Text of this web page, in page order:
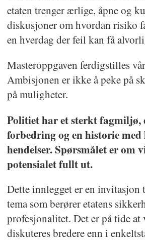
etaten trenger ærlige, åpne og
diskusjoner om hvordan risiko
en hverdag der feil kan få
Masteroppgaven ferdigstilles
Ambisjonen er ikke å peke på
på muligheter.
Politiet har et sterkt
forbedring og en historie
hendelser. Spørsmålet er om
potensialet fullt ut.
Dette innlegget er en invitasjon
tema som berører etatens
profesjonalitet. Det er på tide at
diskuteres bredere enn i